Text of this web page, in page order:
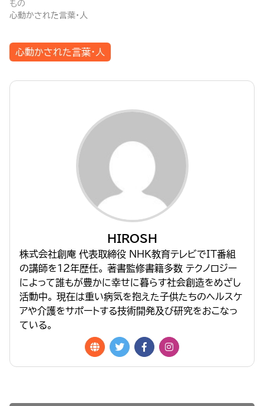
もの
心動かされた言葉・人
心動かされた言葉・人
HIROSH
株式会社創庵 代表取締役 NHK教育テレビでIT番組
の講師を１２年歴任。 著書監修書籍多数 テクノロジー
によって誰もが豊かに幸せに暮らす社会創造をめざし
活動中。 現在は重い病気を抱えた子供たちのヘルスケ
アや介護をサポートする技術開発及び研究をおこなっ
ている。